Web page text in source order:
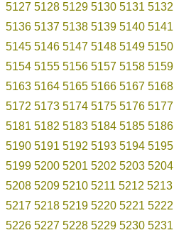
5127 5128 5129 5130 5131 5132
5136 5137 5138 5139 5140 5141
5145 5146 5147 5148 5149 5150
5154 5155 5156 5157 5158 5159
5163 5164 5165 5166 5167 5168
5172 5173 5174 5175 5176 5177
5181 5182 5183 5184 5185 5186
5190 5191 5192 5193 5194 5195
5199 5200 5201 5202 5203 5204
5208 5209 5210 5211 5212 5213
5217 5218 5219 5220 5221 5222
5226 5227 5228 5229 5230 5231